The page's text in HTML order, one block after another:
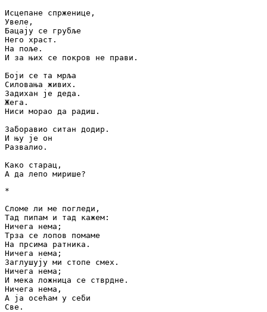
Исцепане спрженице,
Увеле,
Бацају се грубље
Него храст.
На поље.
И за њих се покров не прави.
Боји се та мрља
Силовања живих.
Задихан је деда.
Жега.
Ниси морао да радиш.
Заборавио ситан додир.
И њу је он
Развалио.
Како старац,
А да лепо мирише?
*
Сломе ли ме погледи,
Тад пипам и тад кажем:
Ничега нема;
Трза се лопов помаме
На прсима ратника.
Ничега нема;
Заглушују ми стопе смех.
Ничега нема;
И мека ложница се стврдне.
Ничега нема,
А ја осећам у себи
Све.